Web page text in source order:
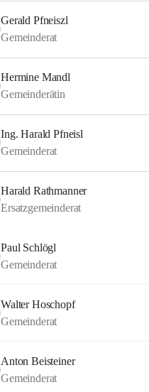
Gerald Pfneiszl
Gemeinderat
Hermine Mandl
Gemeinderätin
Ing. Harald Pfneisl
Gemeinderat
Harald Rathmanner
Ersatzgemeinderat
Paul Schlögl
Gemeinderat
Walter Hoschopf
Gemeinderat
Anton Beisteiner
Gemeinderat